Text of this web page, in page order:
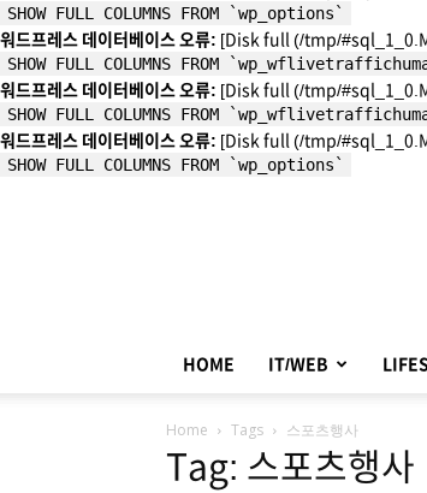
SHOW FULL COLUMNS FROM `wp_options`
워드프레스 데이터베이스 오류: [Disk full (/tmp/
SHOW FULL COLUMNS FROM
워드프레스 데이터베이스 오류: [Disk full (/tmp/
SHOW FULL COLUMNS FROM
워드프레스 데이터베이스 오류: [Disk full (/tmp/
SHOW FULL COLUMNS FROM `wp_options`
HOME IT/WEB
Home Tags 스포츠행사
Tag: 스포츠행사